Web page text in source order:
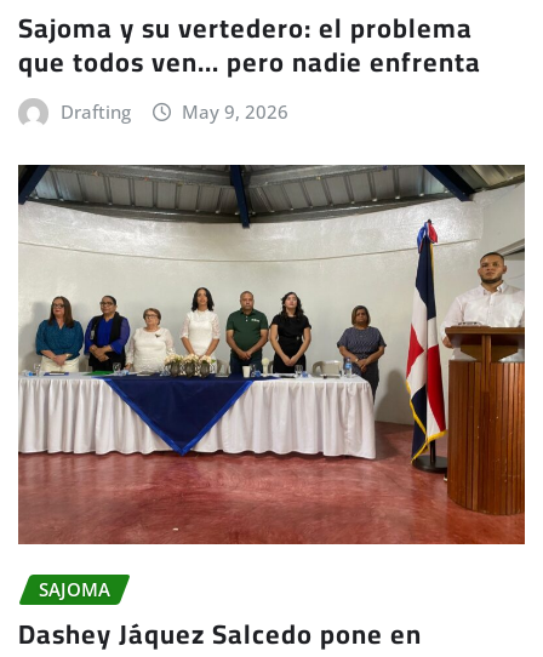
Sajoma y su vertedero: el problema
que todos ven… pero nadie enfrenta
Drafting May 9, 2026
SAJOMA
Dashey Jáquez Salcedo pone en